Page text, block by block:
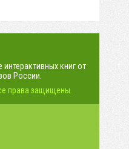
книг от
России.
права защищены.